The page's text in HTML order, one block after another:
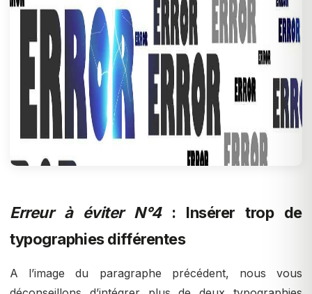
Erreur à éviter N°4: Insérer trop de
typographies différentes
A l’image du paragraphe précédent, nous vous